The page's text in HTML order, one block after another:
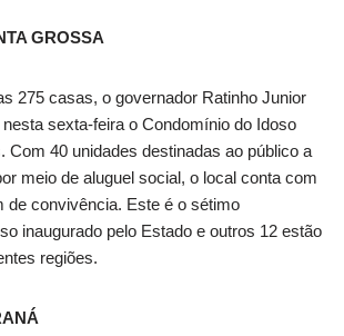
GROSSA
275 casas, o governador Ratinho Junior
sexta-feira o Condomínio do Idoso
Com 40 unidades destinadas ao público a
meio de aluguel social, o local conta com
de convivência. Este é o sétimo
inaugurado pelo Estado e outros 12 estão
regiões.